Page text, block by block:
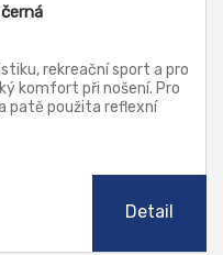
rekreační sport a pro
komfort při nošení. Pro
patě použita reflexní
Detail